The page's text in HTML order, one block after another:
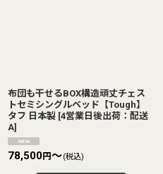
布団も干せるBOX構造頑丈チェス
トセミシングルベッド【Tough】
タフ 日本製 [4営業日後出荷：配送
A]
78,500円～(税込)